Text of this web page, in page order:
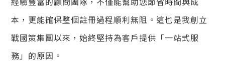
本，更能確保整個註冊過程順利無阻。這也是我創立
戰國策集團以來，始終堅持為客戶提供「一站式服
務」的原因。